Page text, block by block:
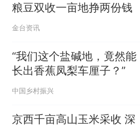
粮豆双收一亩地挣两份钱
金台资讯
“我们这个盐碱地，竟然能
长出香蕉凤梨车厘子？”
中国乡村振兴
京西千亩高山玉米采收 深